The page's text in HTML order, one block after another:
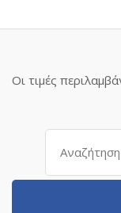
Οι τιμές
Αναζήτηση